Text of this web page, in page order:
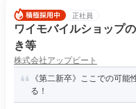
正社員
ワイモバイルショップ
き等
株式会社アップビート
《第二新卒》ここでの可
る！